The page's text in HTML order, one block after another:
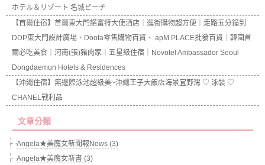
ホテル＆リゾート 名城ビーチ
【首爾住宿】首爾東大門諾富特大使酒店｜逛街購物超方便｜走路五分鐘到
DDP東大門設計廣場、Doota零售購物百貨、 apM PLACE批發百貨｜韓國首
爾必吃美食｜河南(張)豬肉家｜五星級住宿｜Novotel Ambassador Seoul
Dongdaemun Hotels & Residences
【沖繩住宿】無邊際泳池超級美~沖繩王子大飯店海景宜野灣 ♡ 泳裝 ♡
CHANEL戰利品
文章分類
Angela★美魔女新聞報News (3)
Angela★美魔女新書 (3)